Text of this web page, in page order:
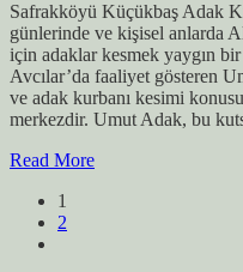
Safrakköyü Küçükbaş Adak
günlerinde ve kişisel anlarda
için adaklar kesmek yaygın
Avcılar’da faaliyet gösteren
ve adak kurbanı kesimi
merkezdir. Umut Adak, bu
Read More
1
2